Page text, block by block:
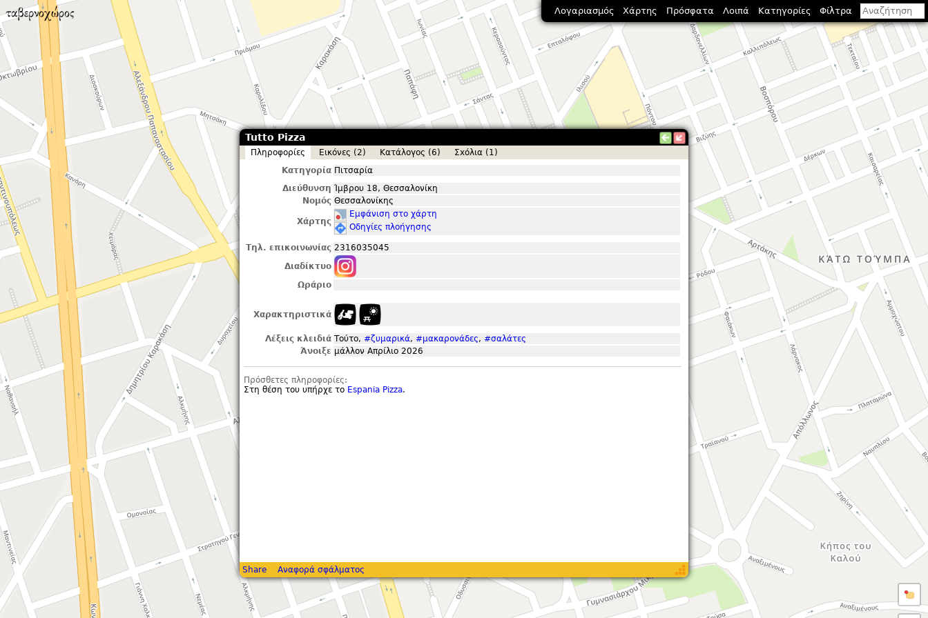
Tutto Pizza
Πληροφορίες Εικόνες (2) Κατάλογος (6)
Σxόλια (1)
Κατηγορία Πιτσαρία
Διεύθυνση Ίμβρου 18, Θεσσαλονίκη
Νομός Θεσσαλονίκης
Χάρτης
Εμφάνιση στο χάρτη
Οδηγίες πλοήγησης
Τηλ. επικοινωνίας 2316035045
Διαδίκτυο
Ωράριο
Χαρακτηριστικά
Λέξεις κλειδιά Τούτο, #ζυμαρικά, #μακαρονάδες, #σαλάτες
Άνοιξε μάλλον Απρίλιο 2026
Πρόσθετες πληροφορίες:
Στη θέση του υπήρχε το Espania Pizza.
Share Αναφορά σφάλματος
Λογαριασμός Χάρτης Πρόσφατα Λοιπά Κατηγορίες Φίλτρα